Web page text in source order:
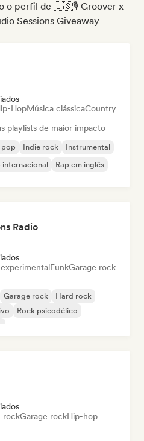
o perfil de 🇺🇸🎙️ Groover x
Sessions Giveaway
HopMúsica clássicaCountry
playlists de maior impacto
pop Indie rock
Instrumental
internacional Rap em inglês
Radio
FunkGarage rock
Garage rock
Hard rock
Rock psicodélico
rockGarage rockHip-hop